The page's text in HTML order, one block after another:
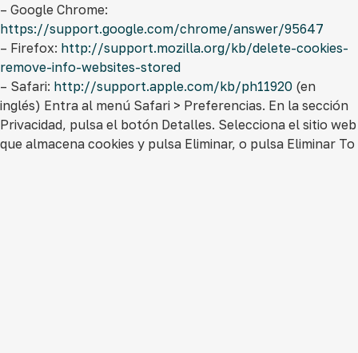
– Google Chrome:
https://support.google.com/chrome/answer/95647
– Firefox: http://support.mozilla.org/kb/delete-cookies-
remove-info-websites-stored
– Safari: http://support.apple.com/kb/ph11920 (en
inglés) Entra al menú Safari > Preferencias. En la sección
Privacidad, pulsa el botón Detalles. Selecciona el sitio web
que almacena cookies y pulsa Eliminar, o pulsa Eliminar To